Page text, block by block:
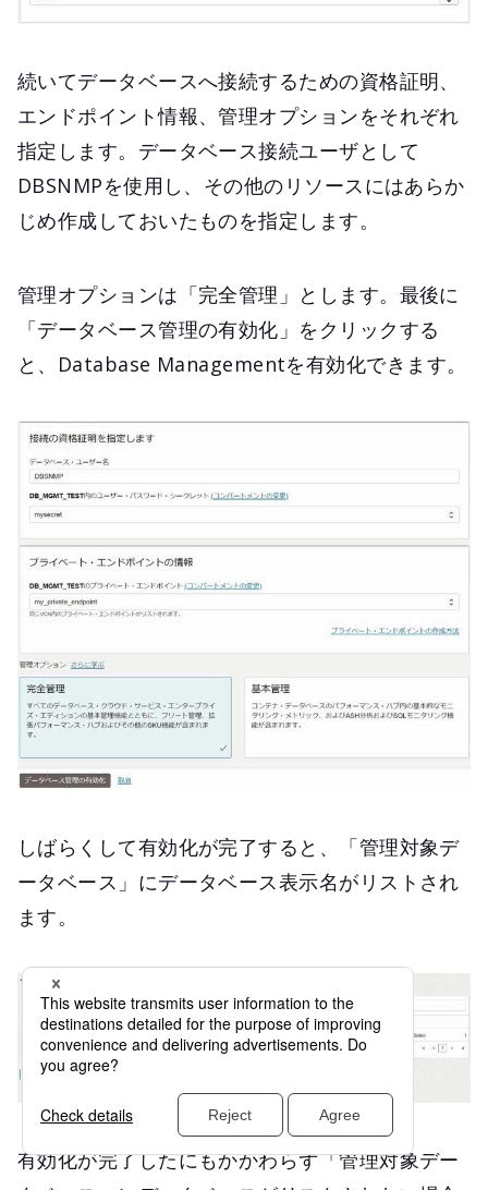
続いてデータベースへ接続するための資格証明、
エンドポイント情報、管理オプションをそれぞれ
指定します。データベース接続ユーザとして
DBSNMPを使用し、その他のリソースにはあらか
じめ作成しておいたものを指定します。
管理オプションは「完全管理」とします。最後に
「データベース管理の有効化」をクリックする
と、Database Managementを有効化できます。
しばらくして有効化が完了すると、「管理対象デ
ータベース」にデータベース表示名がリストされ
ます。
有効化が完了したにもかかわらず「管理対象デー